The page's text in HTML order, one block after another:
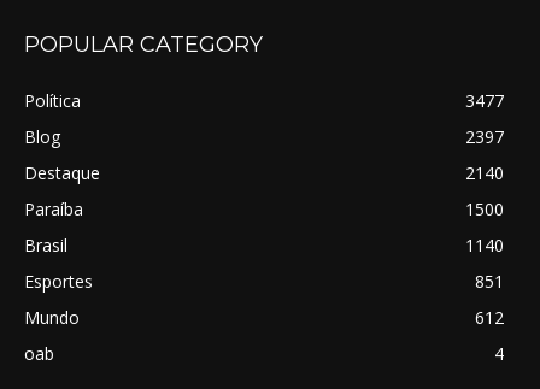
POPULAR CATEGORY
Política
3477
Blog
2397
Destaque
2140
Paraíba
1500
Brasil
1140
Esportes
851
Mundo
612
oab
4